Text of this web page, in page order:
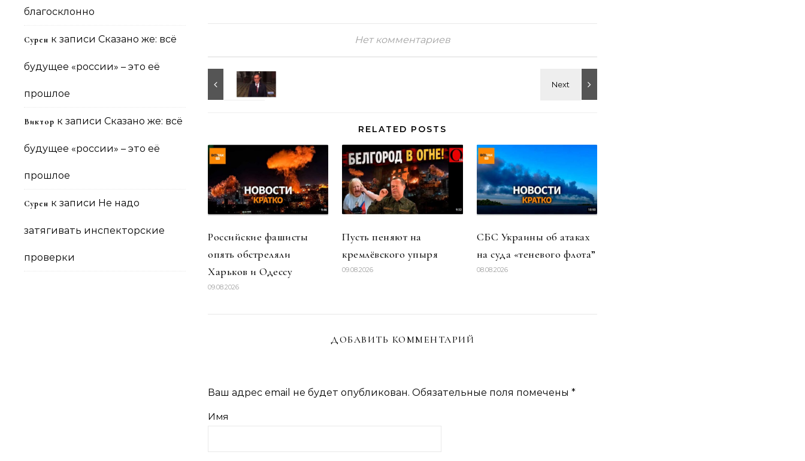
благосклонно
Сурен к записи Сказано же: всё
будущее «россии» – это её
прошлое
Виктор к записи Сказано же: всё
будущее «россии» – это её
прошлое
Сурен к записи Не надо
затягивать инспекторские
проверки
Нет комментариев
RELATED POSTS
Российские фашисты
опять обстреляли
Харьков и Одессу
09.08.2026
Пусть пеняют на
кремлёвского упыря
09.08.2026
СБС Украины об атаках
на суда «теневого флота”
08.08.2026
ДОБАВИТЬ КОММЕНТАРИЙ
Ваш адрес email не будет опубликован. Обязательные поля помечены *
Имя